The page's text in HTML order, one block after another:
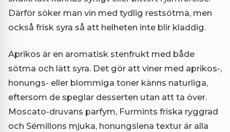
Därför söker man vin med tydlig restsötma, men
också frisk syra så att helheten inte blir kladdig.
Aprikos är en aromatisk stenfrukt med både
sötma och lätt syra. Det gör att viner med aprikos-,
honungs- eller blommiga toner känns naturliga,
eftersom de speglar desserten utan att ta över.
Moscato-druvans parfym, Furmints friska ryggrad
och Sémillons mjuka, honungslena textur är alla